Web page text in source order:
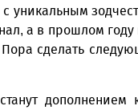
с уникальным
а в прошлом году
сделать